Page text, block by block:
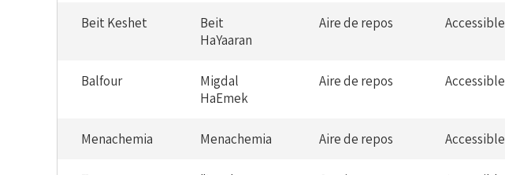
Beit Keshet
Beit
HaYaaran
Aire de repos Accessible
Balfour
Migdal
HaEmek
Aire de repos Accessible
Menachemia Menachemia Aire de repos Accessible